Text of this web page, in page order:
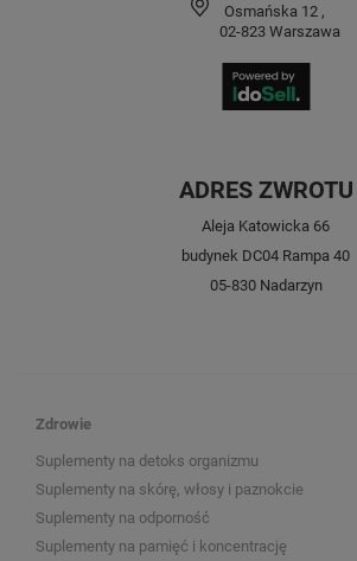
Osmańska 12 ,
02-823 Warszawa
ADRES ZWROTU
Aleja Katowicka 66
budynek DC04 Rampa 40
05-830 Nadarzyn
Zdrowie
Suplementy na detoks organizmu
Suplementy na skórę, włosy i paznokcie
Suplementy na odporność
Suplementy na pamięć i koncentrację